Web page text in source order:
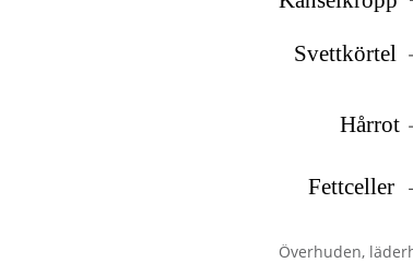
Förstora bilden
Överhuden,